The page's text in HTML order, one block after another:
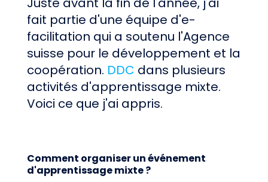
fait partie d'une équipe d'e-
facilitation qui a soutenu l'Agence
suisse pour le développement et la
coopération. DDC dans plusieurs
activités d'apprentissage mixte.
Voici ce que j'ai appris.
Comment organiser un événement
d'apprentissage mixte ?